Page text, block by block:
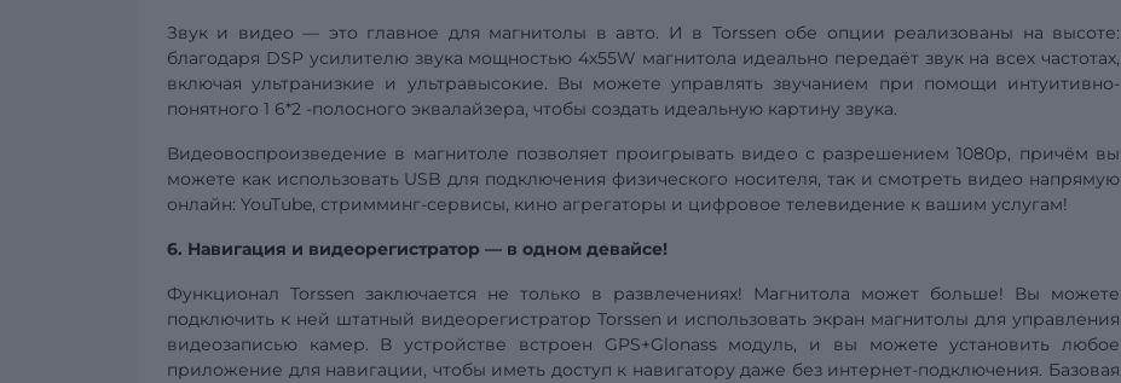
Звук и видео — это главное для магнитолы в авто. И в Torssen обе опции реализованы на высоте:
благодаря DSP усилителю звука мощностью 4х55W магнитола идеально передаёт звук на всех частотах,
включая ультранизкие и ультравысокие. Вы можете управлять звучанием при помощи интуитивно-
понятного 1 6*2 -полосного эквалайзера, чтобы создать идеальную картину звука.
Видеовоспроизведение в магнитоле позволяет проигрывать видео с разрешением 1080р, причём вы
можете как использовать USB для подключения физического носителя, так и смотреть видео напрямую
онлайн: YouTube, стримминг-сервисы, кино агрегаторы и цифровое телевидение к вашим услугам!
6. Навигация и видеорегистратор — в одном девайсе!
Функционал Torssen заключается не только в развлечениях! Магнитола может больше! Вы можете
подключить к ней штатный видеорегистратор Torssen и использовать экран магнитолы для управления
видеозаписью камер. В устройстве встроен GPS+Glonass модуль, и вы можете установить любое
приложение для навигации, чтобы иметь доступ к навигатору даже без интернет-подключения. Базовая